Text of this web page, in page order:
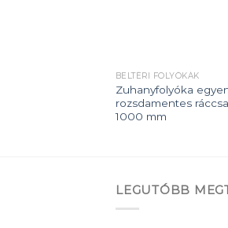
BELTÉRI FOLYÓKÁK
Zuhanyfolyóka
rozsdamentes
1000 mm
LEGUTÓBB